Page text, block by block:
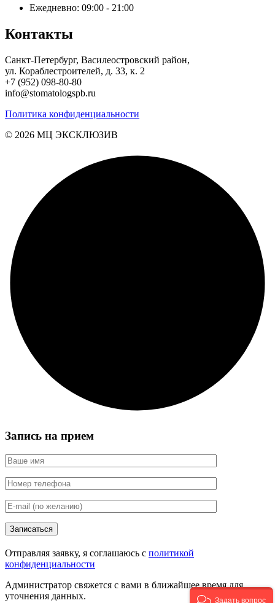
Ежедневно: 09:00 - 21:00
Контакты
Санкт-Петербург, Василеостровский район,
ул. Кораблестроителей, д. 33, к. 2
+7 (952) 098-80-80
info@stomatologspb.ru
Политика конфиденциальности
© 2026 MЦ ЭКСКЛЮЗИВ
Запись на прием
Записаться
Отправляя заявку, я соглашаюсь с политикой
конфиденциальности
Администратор свяжется с вами в ближайшее время для
уточнения данных.
Задать вопрос